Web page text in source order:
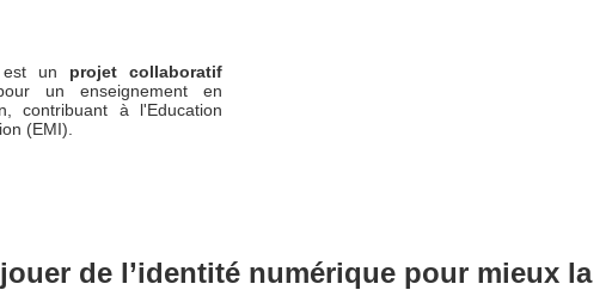
est un projet collaboratif
un enseignement en
contribuant à l'Education
(EMI).
de l’identité numérique pour mieux la